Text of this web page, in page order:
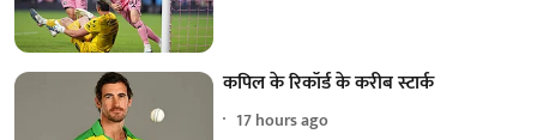
कपिल के रिकॉर्ड के करीब स्टार्क
17 hours ago